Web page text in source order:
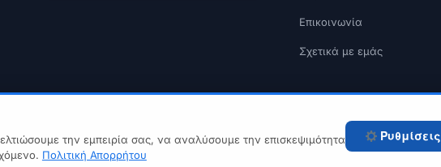
Επικοινωνία
Σχετικά με εμάς
© 2026 Tech A Break — Built with WooCommerce.
την εμπειρία σας, να αναλύσουμε την επισκεψιμότητα
Πολιτική Απορρήτου
Ρυθμίσεις